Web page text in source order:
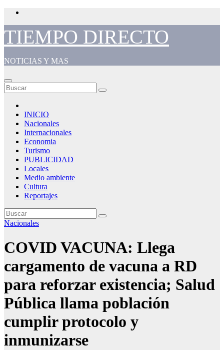
Saltar
contenido
TIEMPO DIRECTO
NOTICIAS Y MAS
INICIO
Nacionales
Internacionales
Economia
Turismo
PUBLICIDAD
Locales
Medio ambiente
Cultura
Reportajes
Nacionales
COVID VACUNA: Llega
cargamento de vacuna a RD
para reforzar existencia; Salud
Pública llama población
cumplir protocolo y
inmunizarse